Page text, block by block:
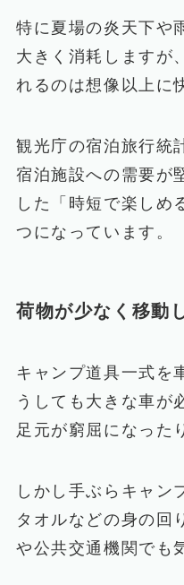
特に夏場の炎天下や
大きく消耗しますが
れるのは想像以上に
観光庁の宿泊旅行統
宿泊施設への需要が
した「時短で楽しめ
つになっています。
荷物が少なく移動
キャンプ道具一式を
うしても大きな車が
足元が窮屈になった
しかし手ぶらキャン
タオルなどの身の回
や公共交通機関でも